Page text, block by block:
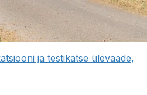
ja testikatse ülevaade,